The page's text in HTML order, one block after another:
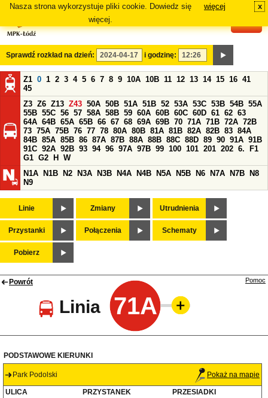
Nasza strona wykorzystuje pliki cookie. Dowiedz się
więcej.
więcej x
Sprawdź rozkład na dzień: i godzinę:
Z1 0 1 2 3 4 5 6 7 8 9 10A 10B 11 12 13 14 15 16 41
45
Z3 Z6 Z13 Z43 50A 50B 51A 51B 52 53A 53C 53B 54B 55A
55B 55C 56 57 58A 58B 59 60A 60B 60C 60D 61 62 63
64A 64B 65A 65B 66 67 68 69A 69B 70 71A 71B 72A 72B
73 75A 75B 76 77 78 80A 80B 81A 81B 82A 82B 83 84A
84B 85A 85B 86 87A 87B 88A 88B 88C 88D 89 90 91A 91B
91C 92A 92B 93 94 96 97A 97B 99 100 101 201 202 6.
F1
G1 G2 H
W
N1A
N1B N2 N3A N3B N4A N4B N5A N5B N6 N7A N7B
N8
N9
Linie Zmiany Utrudnienia
Przystanki Połączenia Schematy
Pobierz
Powrót
Linia 71A
Pomoc
PODSTAWOWE KIERUNKI
Park Podolski Pokaż na mapie
ULICA PRZYSTANEK
PRZESIADKI